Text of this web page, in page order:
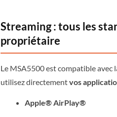
Streaming : tous les
propriétaire
Le MSA5500 est compatible
utilisez directementvos
Apple® AirPlay®